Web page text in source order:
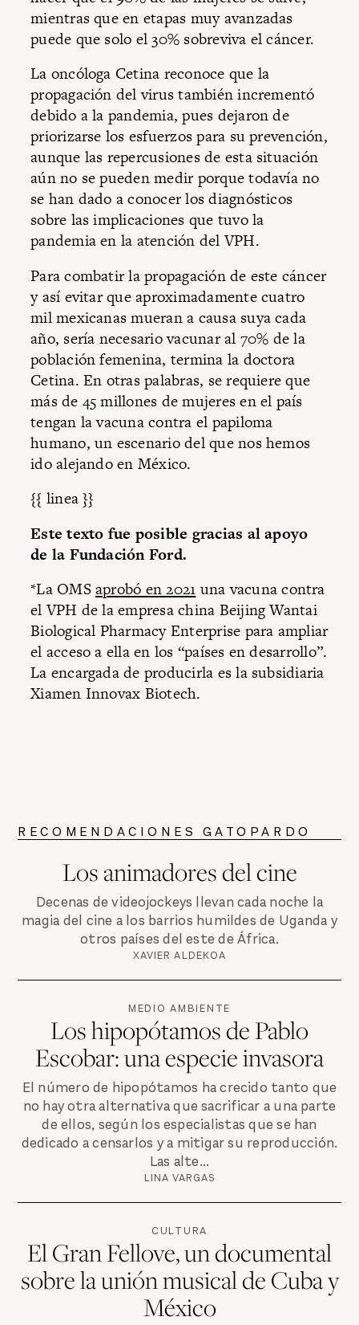
mientras que en etapas muy avanzadas
puede que solo el 30% sobreviva el cáncer.
La oncóloga Cetina reconoce que la
propagación del virus también incrementó
debido a la pandemia, pues dejaron de
priorizarse los esfuerzos para su prevención,
aunque las repercusiones de esta situación
aún no se pueden medir porque todavía no
se han dado a conocer los diagnósticos
sobre las implicaciones que tuvo la
pandemia en la atención del VPH.
Para combatir la propagación de este cáncer
y así evitar que aproximadamente cuatro
mil mexicanas mueran a causa suya cada
año, sería necesario vacunar al 70% de la
población femenina, termina la doctora
Cetina. En otras palabras, se requiere que
más de 45 millones de mujeres en el país
tengan la vacuna contra el papiloma
humano, un escenario del que nos hemos
ido alejando en México.
{{ linea }}
Este texto fue posible gracias al apoyo
de la Fundación Ford.
*La OMSaprobó en 2021 una vacuna contra
el VPH de la empresa china Beijing Wantai
Biological Pharmacy Enterprise para ampliar
el acceso a ella en los “países en desarrollo”.
La encargada de producirla es la subsidiaria
Xiamen Innovax Biotech.
RECOMENDACIONES GATOPARDO
Los animadores del cine
Decenas de videojockeys llevan cada noche la
magia del cine a los barrios humildes de Uganda y
otros países del este de África.
XAVIER ALDEKOA
MEDIO AMBIENTE
Los hipopótamos de Pablo
Escobar: una especie invasora
El número de hipopótamos ha crecido tanto que
no hay otra alternativa que sacrificar a una parte
de ellos, según los especialistas que se han
dedicado a censarlos y a mitigar su reproducción.
Las alte...
LINA VARGAS
CULTURA
El Gran Fellove, un documental
sobre la unión musical de Cuba y
México